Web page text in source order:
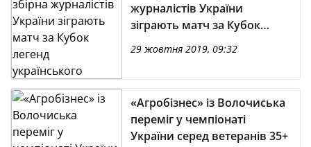
журналістів України
зіграють матч за Кубок
29 жовтня 2019, 09:32
«Агробізнес» із Волочиська
переміг у чемпіонаті
України серед ветеранів 35+